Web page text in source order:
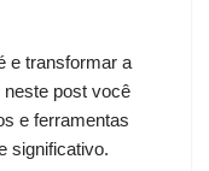
e transformar a
post você
e ferramentas
significativo.